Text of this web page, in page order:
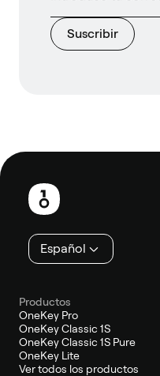
Suscribir
Pie
página
Español
Productos
OneKey Pro
OneKey Classic 1S
OneKey Classic 1S Pure
OneKey Lite
Ver todos los productos